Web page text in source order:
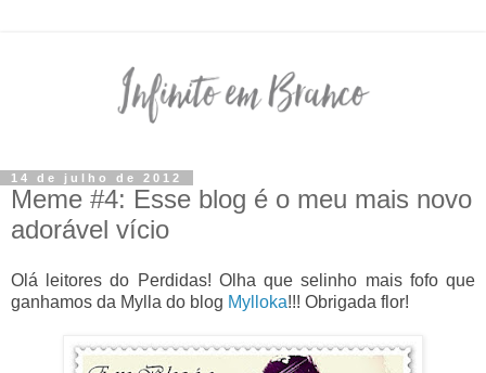
14 de julho de 2012
Meme #4: Esse blog é o meu mais novo
adorável vício
Olá leitores do Perdidas! Olha que selinho mais fofo que
ganhamos da Mylla do blog Mylloka!!! Obrigada flor!